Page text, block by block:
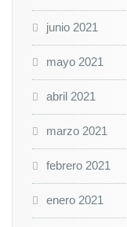
junio 2021
mayo 2021
abril 2021
marzo 2021
febrero 2021
enero 2021